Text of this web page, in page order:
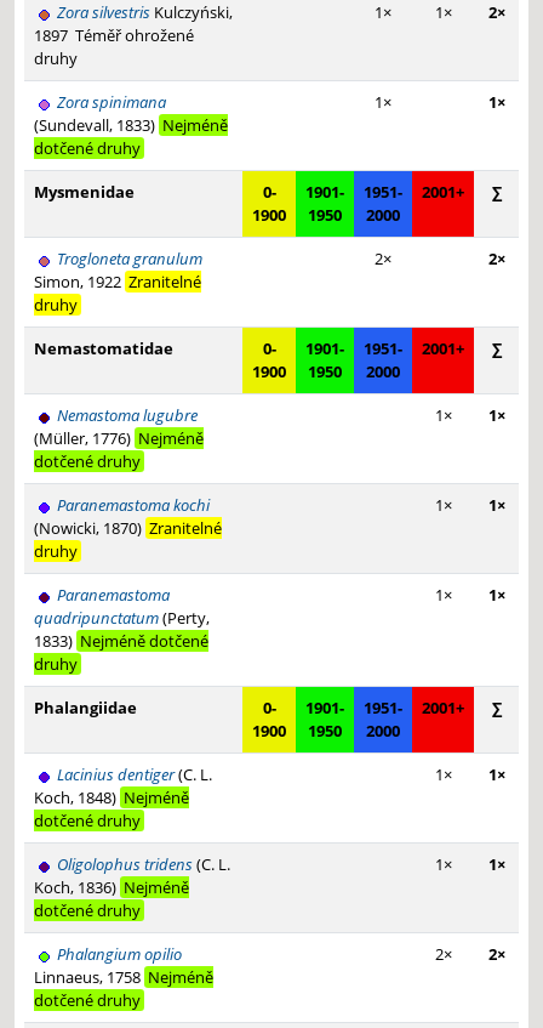
Zora silvestris Kulczyński,
1897 Téměř ohrožené
druhy
1× 1× 2×
Zora spinimana
(Sundevall, 1833) Nejméně
dotčené druhy
1× 1×
Mysmenidae
0-
1900
1901-
1950
1951-
2000
2001+ ∑
Trogloneta granulum
Simon, 1922 Zranitelné
druhy
2× 2×
Nemastomatidae
0-
1900
1901-
1950
1951-
2000
2001+ ∑
Nemastoma lugubre
(Müller, 1776) Nejméně
dotčené druhy
1× 1×
Paranemastoma kochi
(Nowicki, 1870) Zranitelné
druhy
1× 1×
Paranemastoma
quadripunctatum(Perty,
1833) Nejméně dotčené
druhy
1× 1×
Phalangiidae
0-
1900
1901-
1950
1951-
2000
2001+ ∑
Lacinius dentiger(C. L.
Koch, 1848) Nejméně
dotčené druhy
1× 1×
Oligolophus tridens(C. L.
Koch, 1836) Nejméně
dotčené druhy
1× 1×
Phalangium opilio
Linnaeus, 1758 Nejméně
dotčené druhy
2× 2×